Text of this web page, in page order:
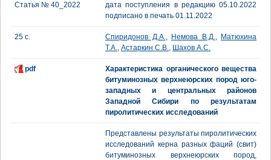
Статья № 40_2022
дата поступления в редакцию 05.10.2022
подписано в печать 01.11.2022
25 с. Спиридонов Д.А., Немова В.Д., Матюхина
Т.А., Астаркин С.В., Шахов А.С.
pdf
Характеристика органического вещества
битуминозных верхнеюрских пород юго-
западных и центральных районов
Западной Сибири по результатам
пиролитических исследований
Представлены результаты пиролитических
исследований керна разных фаций (свит)
битуминозных верхнеюрских пород,